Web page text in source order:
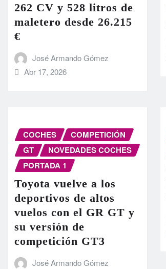
262 CV y 528 litros de
maletero desde 26.215
€
José Armando Gómez
Abr 17, 2026
COCHES
COMPETICIÓN
GT
NOVEDADES COCHES
PORTADA 1
Toyota vuelve a los
deportivos de altos
vuelos con el GR GT y
su versión de
competición GT3
José Armando Gómez